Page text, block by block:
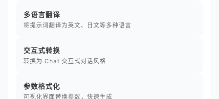
多语言翻译
将提示词翻译为英文、日文等多种语言
交互式转换
转换为 Chat 交互式对话风格
参数格式化
可视化界面替换参数，快速生成